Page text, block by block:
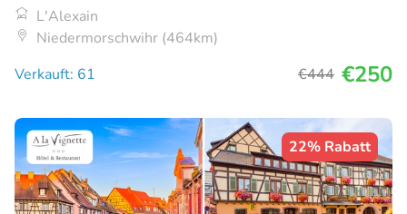
L'Alexain
Niedermorschwihr (464km)
Verkauft: 61
€444 €250
22% Rabatt